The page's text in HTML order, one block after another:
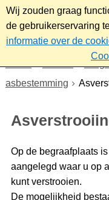
Wij zouden graag
de gebruikerservaring
informatie over de
asbestemming
Op de begraafplaats
aangelegd waar u op
kunt verstrooien.
De mogelijkheid